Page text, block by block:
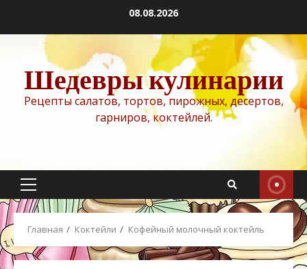
содержимому
08.08.2026
Шедевры кулинарии
Рецепты салатов, тортов, пирожных, десертов,
гарниров, коктейлей.
Основное
меню
Главная Коктейли Кофейный молочный коктейль